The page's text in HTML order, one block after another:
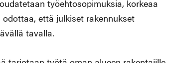
työehtosopimuksia, korkeaa
että julkiset rakennukset
tavalla.